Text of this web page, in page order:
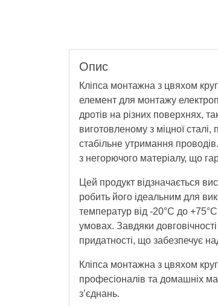
Опис
Кліпса монтажна з цвяхом
елемент для монтажу
дротів на різних поверхнях,
виготовленому з міцної сталі,
стабільне утримання
з негорючого матеріалу, що
Цей продукт відзначається
робить його ідеальним для
температур від -20°C до
умовах. Завдяки
придатності, що забезпечує
Кліпса монтажна з цвяхом
професіоналів та домашніх
з’єднань.